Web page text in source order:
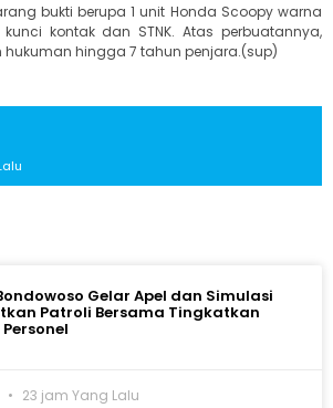
bukti berupa 1 unit Honda Scoopy warna
kontak dan STNK. Atas perbuatannya,
hingga 7 tahun penjara.(sup)
Gelar Apel dan Simulasi
Patroli Bersama Tingkatkan
23 jam Yang Lalu